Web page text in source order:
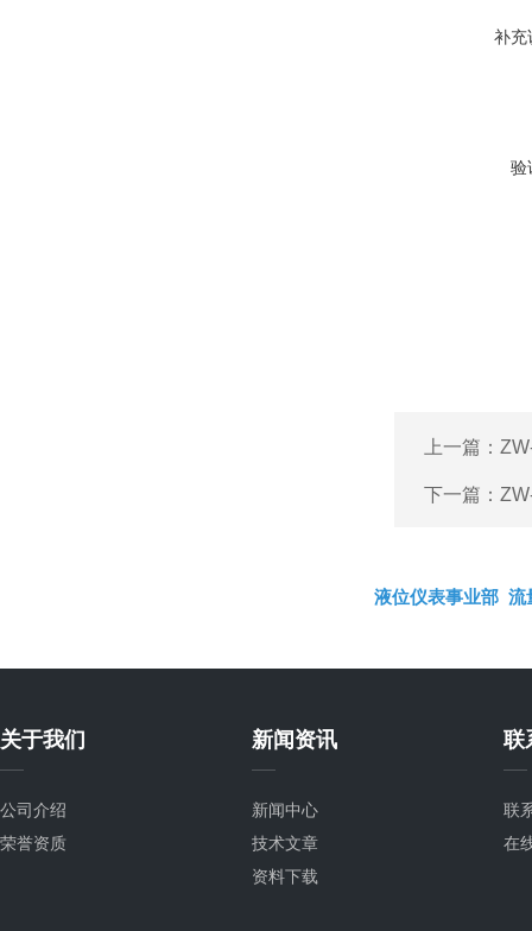
补充
验
上一篇：
下一篇：
液位仪表事业部 流
关于我们
公司介绍
荣誉资质
新闻资讯
新闻中心
技术文章
资料下载
联
联
在